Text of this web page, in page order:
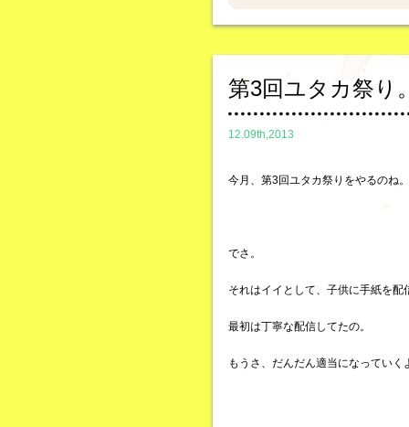
第3回ユタカ祭り
12.09th,2013
今月、第3回ユタカ祭りをやるのね。
でさ。
それはイイとして、子供に手紙を配
最初は丁寧な配信してたの。
もうさ、だんだん適当になっていく